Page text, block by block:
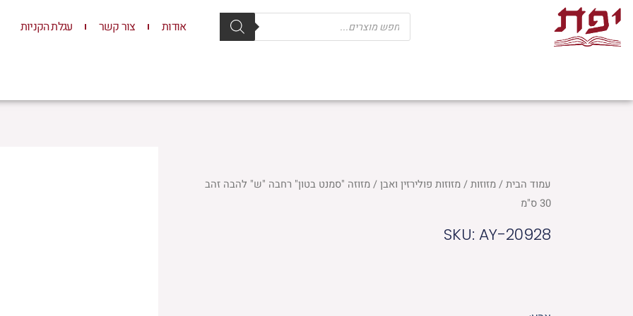
דילוג
לתוכן
Products
search אודות צור קשר עגלת הקניות
עמוד הבית/מזוזות/מזוזות פולירזין ואבן/ מזוזה "סמנט בטון" רחבה "ש" להבה זהב
30 ס"מ
SKU: AY-20928